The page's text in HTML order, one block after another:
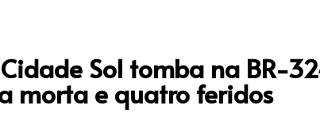
Sol tomba na BR-
morta e quatro feridos